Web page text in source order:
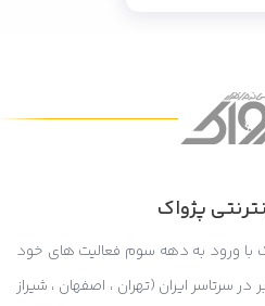
پژواک
با ورود به دهه سوم فعالیت های خود
در سرتاسر ایران (تهران ، اصفهان ، شیراز